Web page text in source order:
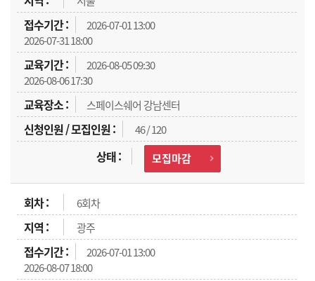
2026-07-01 13:00
2026-07-31 18:00
2026-08-05 09:30
2026-08-06 17:30
스페이스쉐어 강남센터
46 / 120
모집마감
6회차
광주
2026-07-01 13:00
2026-08-07 18:00